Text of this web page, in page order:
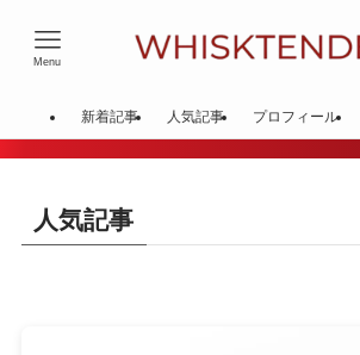
Menu
新着記事 人気記事 プロフィール
人気記事